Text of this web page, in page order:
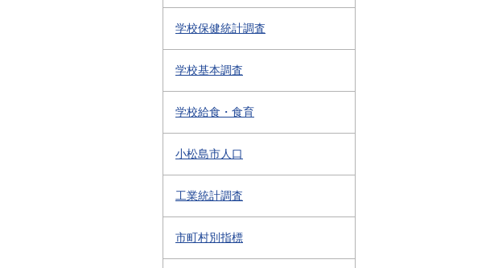
学校保健統計調査
学校基本調査
学校給食・食育
小松島市人口
工業統計調査
市町村別指標